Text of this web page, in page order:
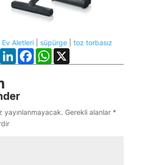
Ev Aletleri| süpürge| toz torbasız
LinkedInFacebookWhatsApp
X
yayınlanmayacak. Gerekli alanlar *